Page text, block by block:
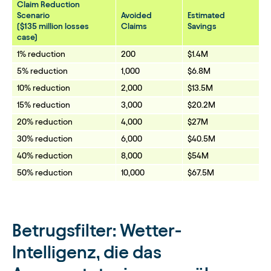
Claim Reduction
Scenario
($135 million losses
case)
Avoided
Claims
Estimated
Savings
1% reduction 200
$1.4M
5% reduction
1,000
$6.8M
10% reduction
2,000
$13.5M
15% reduction
3,000
$20.2M
20% reduction
4,000
$27M
30% reduction
6,000
$40.5M
40% reduction
8,000
$54M
50% reduction
10,000 $67.5M
Betrugsfilter: Wetter-
Intelligenz, die das